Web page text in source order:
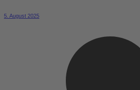
5. August 2025